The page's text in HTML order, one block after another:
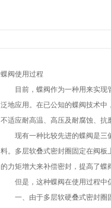
蝶阀使用过程
目前，蝶阀作为一种用来实现管
泛地应用。在已公知的蝶阀技术中
不适应耐高温、高压及耐腐蚀、抗
现有一种比较先进的蝶阀是三偏
料。多层软叠式密封圈固定在阀
的力矩增大来补偿密封，提高了蝶
但是，这种蝶阀在使用过程中
一、由于多层软硬叠式密封圈固